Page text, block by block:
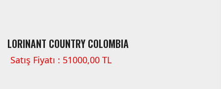
LORINANT COUNTRY COLOMBIA
Satış Fiyatı : 51000,00 TL